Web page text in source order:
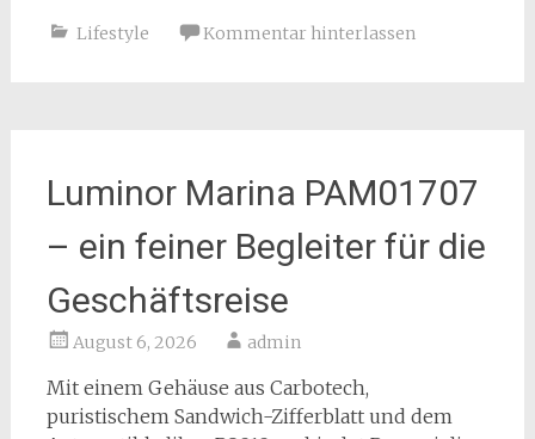
Lifestyle Kommentar hinterlassen
Luminor Marina PAM01707
– ein feiner Begleiter für die
Geschäftsreise
August 6, 2026 admin
Mit einem Gehäuse aus Carbotech,
puristischem Sandwich-Zifferblatt und dem